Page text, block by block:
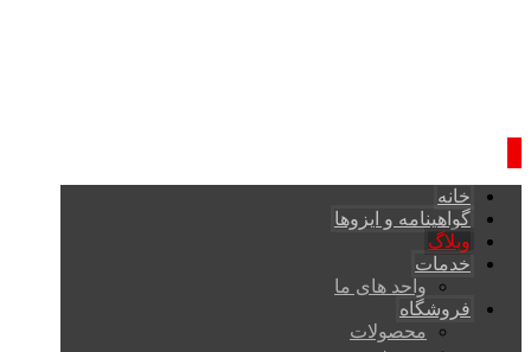
خانه
گواهینامه و ایزوها
وبلاگ
خدمات
واحد های ما
فروشگاه
محصولات